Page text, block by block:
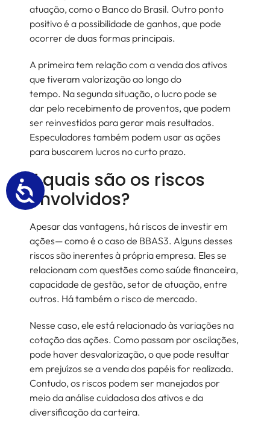
atuação, como o Banco do Brasil. Outro ponto
positivo é a possibilidade de ganhos, que pode
ocorrer de duas formas principais.
A primeira tem relação com a venda dos ativos
que tiveram valorização ao longo do
tempo. Na segunda situação, o lucro pode se
dar pelo recebimento de proventos, que podem
ser reinvestidos para gerar mais resultados.
Especuladores também podem usar as ações
para buscarem lucros no curto prazo.
E quais são os riscos
envolvidos?
Apesar das vantagens, há riscos de investir em
ações— como é o caso de BBAS3. Alguns desses
riscos são inerentes à própria empresa. Eles se
relacionam com questões como saúde financeira,
capacidade de gestão, setor de atuação, entre
outros. Há também o risco de mercado.
Nesse caso, ele está relacionado às variações na
cotação das ações. Como passam por oscilações,
pode haver desvalorização, o que pode resultar
em prejuízos se a venda dos papéis for realizada.
Contudo, os riscos podem ser manejados por
meio da análise cuidadosa dos ativos e da
diversificação da carteira.